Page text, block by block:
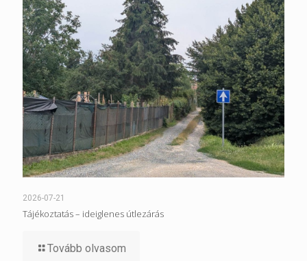
2026-07-21
Tájékoztatás – ideiglenes útlezárás
Tovább olvasom